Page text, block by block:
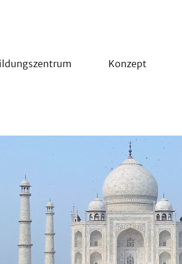
Konzept